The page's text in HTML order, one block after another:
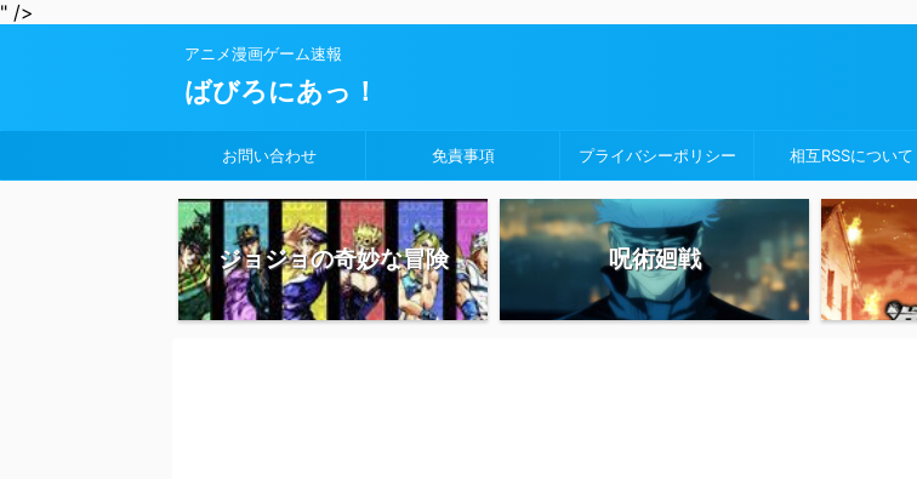
" />
アニメ漫画ゲーム速報
ばびろにあっ！
お問い合わせ 免責事項 プライバシーポリシー 相互RSSについて
ジョジョの奇妙な冒険 呪術廻戦